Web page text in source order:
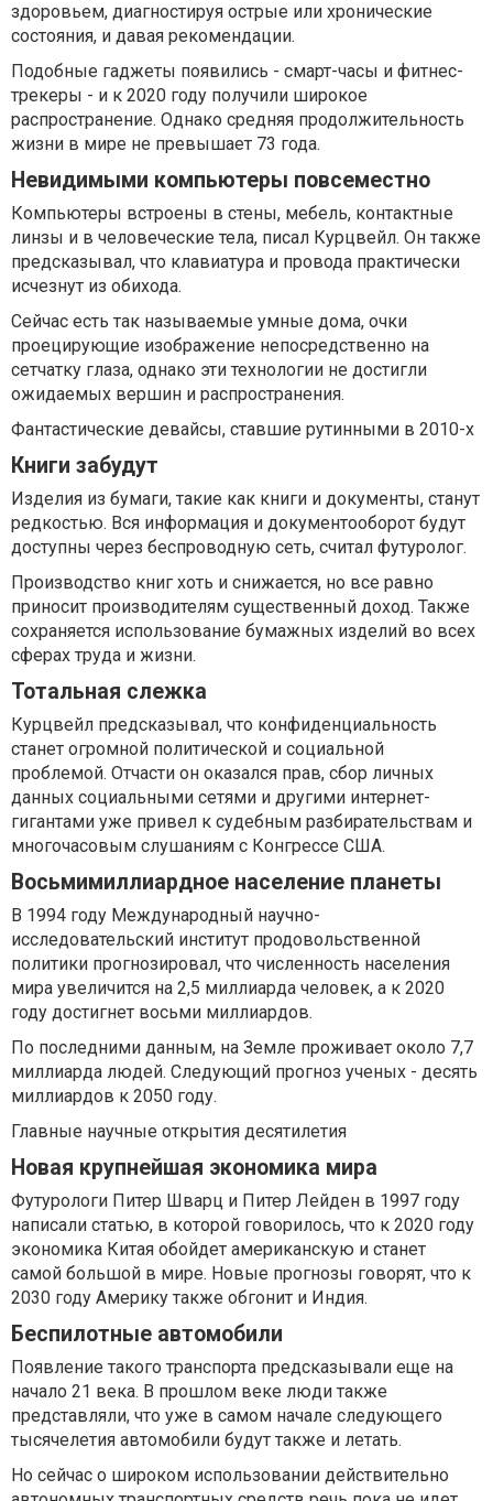
здоровьем, диагностируя острые или хронические
состояния, и давая рекомендации.
Подобные гаджеты появились - смарт-часы и фитнес-
трекеры - и к 2020 году получили широкое
распространение. Однако средняя продолжительность
жизни в мире не превышает 73 года.
Невидимыми компьютеры повсеместно
Компьютеры встроены в стены, мебель, контактные
линзы и в человеческие тела, писал Курцвейл. Он также
предсказывал, что клавиатура и провода практически
исчезнут из обихода.
Сейчас есть так называемые умные дома, очки
проецирующие изображение непосредственно на
сетчатку глаза, однако эти технологии не достигли
ожидаемых вершин и распространения.
Фантастические девайсы, ставшие рутинными в 2010-х
Книги забудут
Изделия из бумаги, такие как книги и документы, станут
редкостью. Вся информация и документооборот будут
доступны через беспроводную сеть, считал футуролог.
Производство книг хоть и снижается, но все равно
приносит производителям существенный доход. Также
сохраняется использование бумажных изделий во всех
сферах труда и жизни.
Тотальная слежка
Курцвейл предсказывал, что конфиденциальность
станет огромной политической и социальной
проблемой. Отчасти он оказался прав, сбор личных
данных социальными сетями и другими интернет-
гигантами уже привел к судебным разбирательствам и
многочасовым слушаниям с Конгрессе США.
Восьмимиллиардное население планеты
В 1994 году Международный научно-
исследовательский институт продовольственной
политики прогнозировал, что численность населения
мира увеличится на 2,5 миллиарда человек, а к 2020
году достигнет восьми миллиардов.
По последними данным, на Земле проживает около 7,7
миллиарда людей. Следующий прогноз ученых - десять
миллиардов к 2050 году.
Главные научные открытия десятилетия
Новая крупнейшая экономика мира
Футурологи Питер Шварц и Питер Лейден в 1997 году
написали статью, в которой говорилось, что к 2020 году
экономика Китая обойдет американскую и станет
самой большой в мире. Новые прогнозы говорят, что к
2030 году Америку также обгонит и Индия.
Беспилотные автомобили
Появление такого транспорта предсказывали еще на
начало 21 века. В прошлом веке люди также
представляли, что уже в самом начале следующего
тысячелетия автомобили будут также и летать.
Но сейчас о широком использовании действительно